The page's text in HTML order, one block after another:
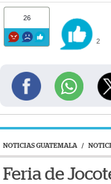
26
2
NOTICIAS GUATEMALA /
Feria de